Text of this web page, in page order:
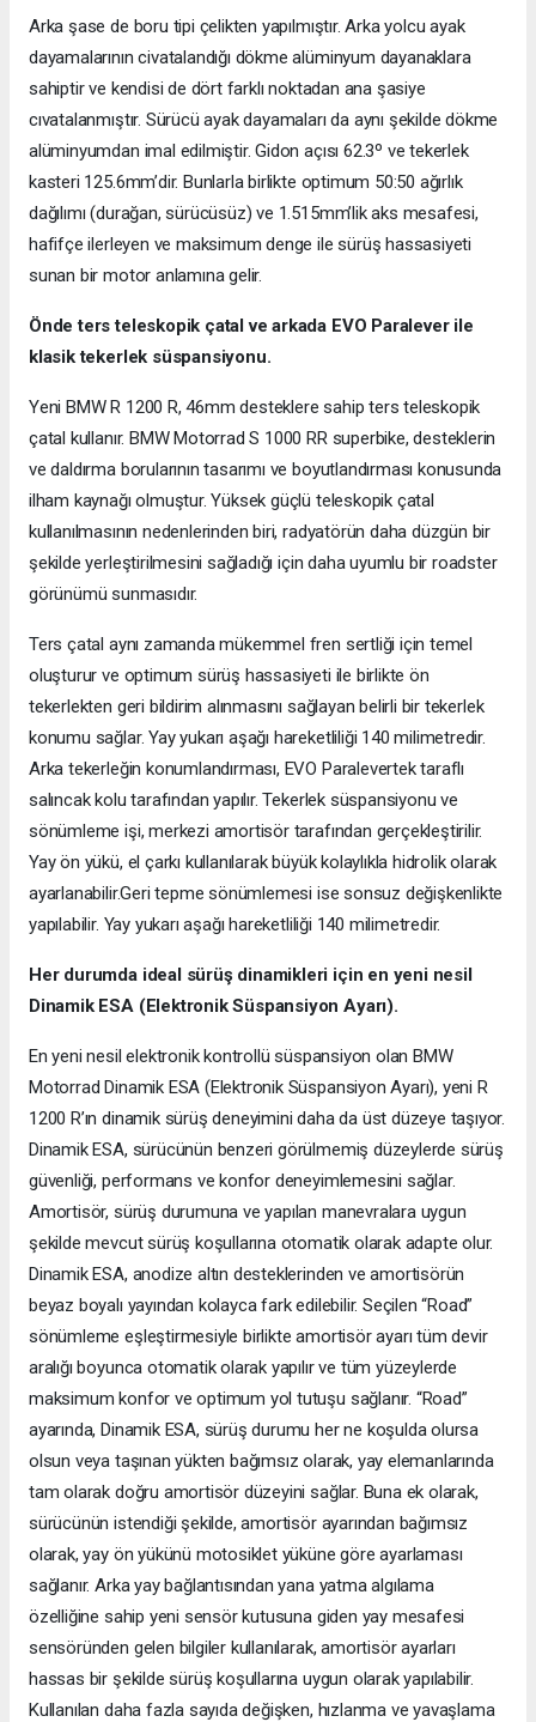
Arka şase de boru tipi çelikten yapılmıştır. Arka yolcu ayak
dayamalarının civatalandığı dökme alüminyum dayanaklara
sahiptir ve kendisi de dört farklı noktadan ana şasiye
cıvatalanmıştır. Sürücü ayak dayamaları da aynı şekilde dökme
alüminyumdan imal edilmiştir. Gidon açısı 62.3º ve tekerlek
kasteri 125.6mm’dir. Bunlarla birlikte optimum 50:50 ağırlık
dağılımı (durağan, sürücüsüz) ve 1.515mm’lik aks mesafesi,
hafifçe ilerleyen ve maksimum denge ile sürüş hassasiyeti
sunan bir motor anlamına gelir.
Önde ters teleskopik çatal ve arkada EVO Paralever ile
klasik tekerlek süspansiyonu.
Yeni BMW R 1200 R, 46mm desteklere sahip ters teleskopik
çatal kullanır. BMW Motorrad S 1000 RR superbike, desteklerin
ve daldırma borularının tasarımı ve boyutlandırması konusunda
ilham kaynağı olmuştur. Yüksek güçlü teleskopik çatal
kullanılmasının nedenlerinden biri, radyatörün daha düzgün bir
şekilde yerleştirilmesini sağladığı için daha uyumlu bir roadster
görünümü sunmasıdır.
Ters çatal aynı zamanda mükemmel fren sertliği için temel
oluşturur ve optimum sürüş hassasiyeti ile birlikte ön
tekerlekten geri bildirim alınmasını sağlayan belirli bir tekerlek
konumu sağlar. Yay yukarı aşağı hareketliliği 140 milimetredir.
Arka tekerleğin konumlandırması, EVO Paralevertek taraflı
salıncak kolu tarafından yapılır. Tekerlek süspansiyonu ve
sönümleme işi, merkezi amortisör tarafından gerçekleştirilir.
Yay ön yükü, el çarkı kullanılarak büyük kolaylıkla hidrolik olarak
ayarlanabilir.Geri tepme sönümlemesi ise sonsuz değişkenlikte
yapılabilir. Yay yukarı aşağı hareketliliği 140 milimetredir.
Her durumda ideal sürüş dinamikleri için en yeni nesil
Dinamik ESA (Elektronik Süspansiyon Ayarı).
En yeni nesil elektronik kontrollü süspansiyon olan BMW
Motorrad Dinamik ESA (Elektronik Süspansiyon Ayarı), yeni R
1200 R’ın dinamik sürüş deneyimini daha da üst düzeye taşıyor.
Dinamik ESA, sürücünün benzeri görülmemiş düzeylerde sürüş
güvenliği, performans ve konfor deneyimlemesini sağlar.
Amortisör, sürüş durumuna ve yapılan manevralara uygun
şekilde mevcut sürüş koşullarına otomatik olarak adapte olur.
Dinamik ESA, anodize altın desteklerinden ve amortisörün
beyaz boyalı yayından kolayca fark edilebilir. Seçilen “Road”
sönümleme eşleştirmesiyle birlikte amortisör ayarı tüm devir
aralığı boyunca otomatik olarak yapılır ve tüm yüzeylerde
maksimum konfor ve optimum yol tutuşu sağlanır. “Road”
ayarında, Dinamik ESA, sürüş durumu her ne koşulda olursa
olsun veya taşınan yükten bağımsız olarak, yay elemanlarında
tam olarak doğru amortisör düzeyini sağlar. Buna ek olarak,
sürücünün istendiği şekilde, amortisör ayarından bağımsız
olarak, yay ön yükünü motosiklet yüküne göre ayarlaması
sağlanır. Arka yay bağlantısından yana yatma algılama
özelliğine sahip yeni sensör kutusuna giden yay mesafesi
sensöründen gelen bilgiler kullanılarak, amortisör ayarları
hassas bir şekilde sürüş koşullarına uygun olarak yapılabilir.
Kullanılan daha fazla sayıda değişken, hızlanma ve yavaşlama